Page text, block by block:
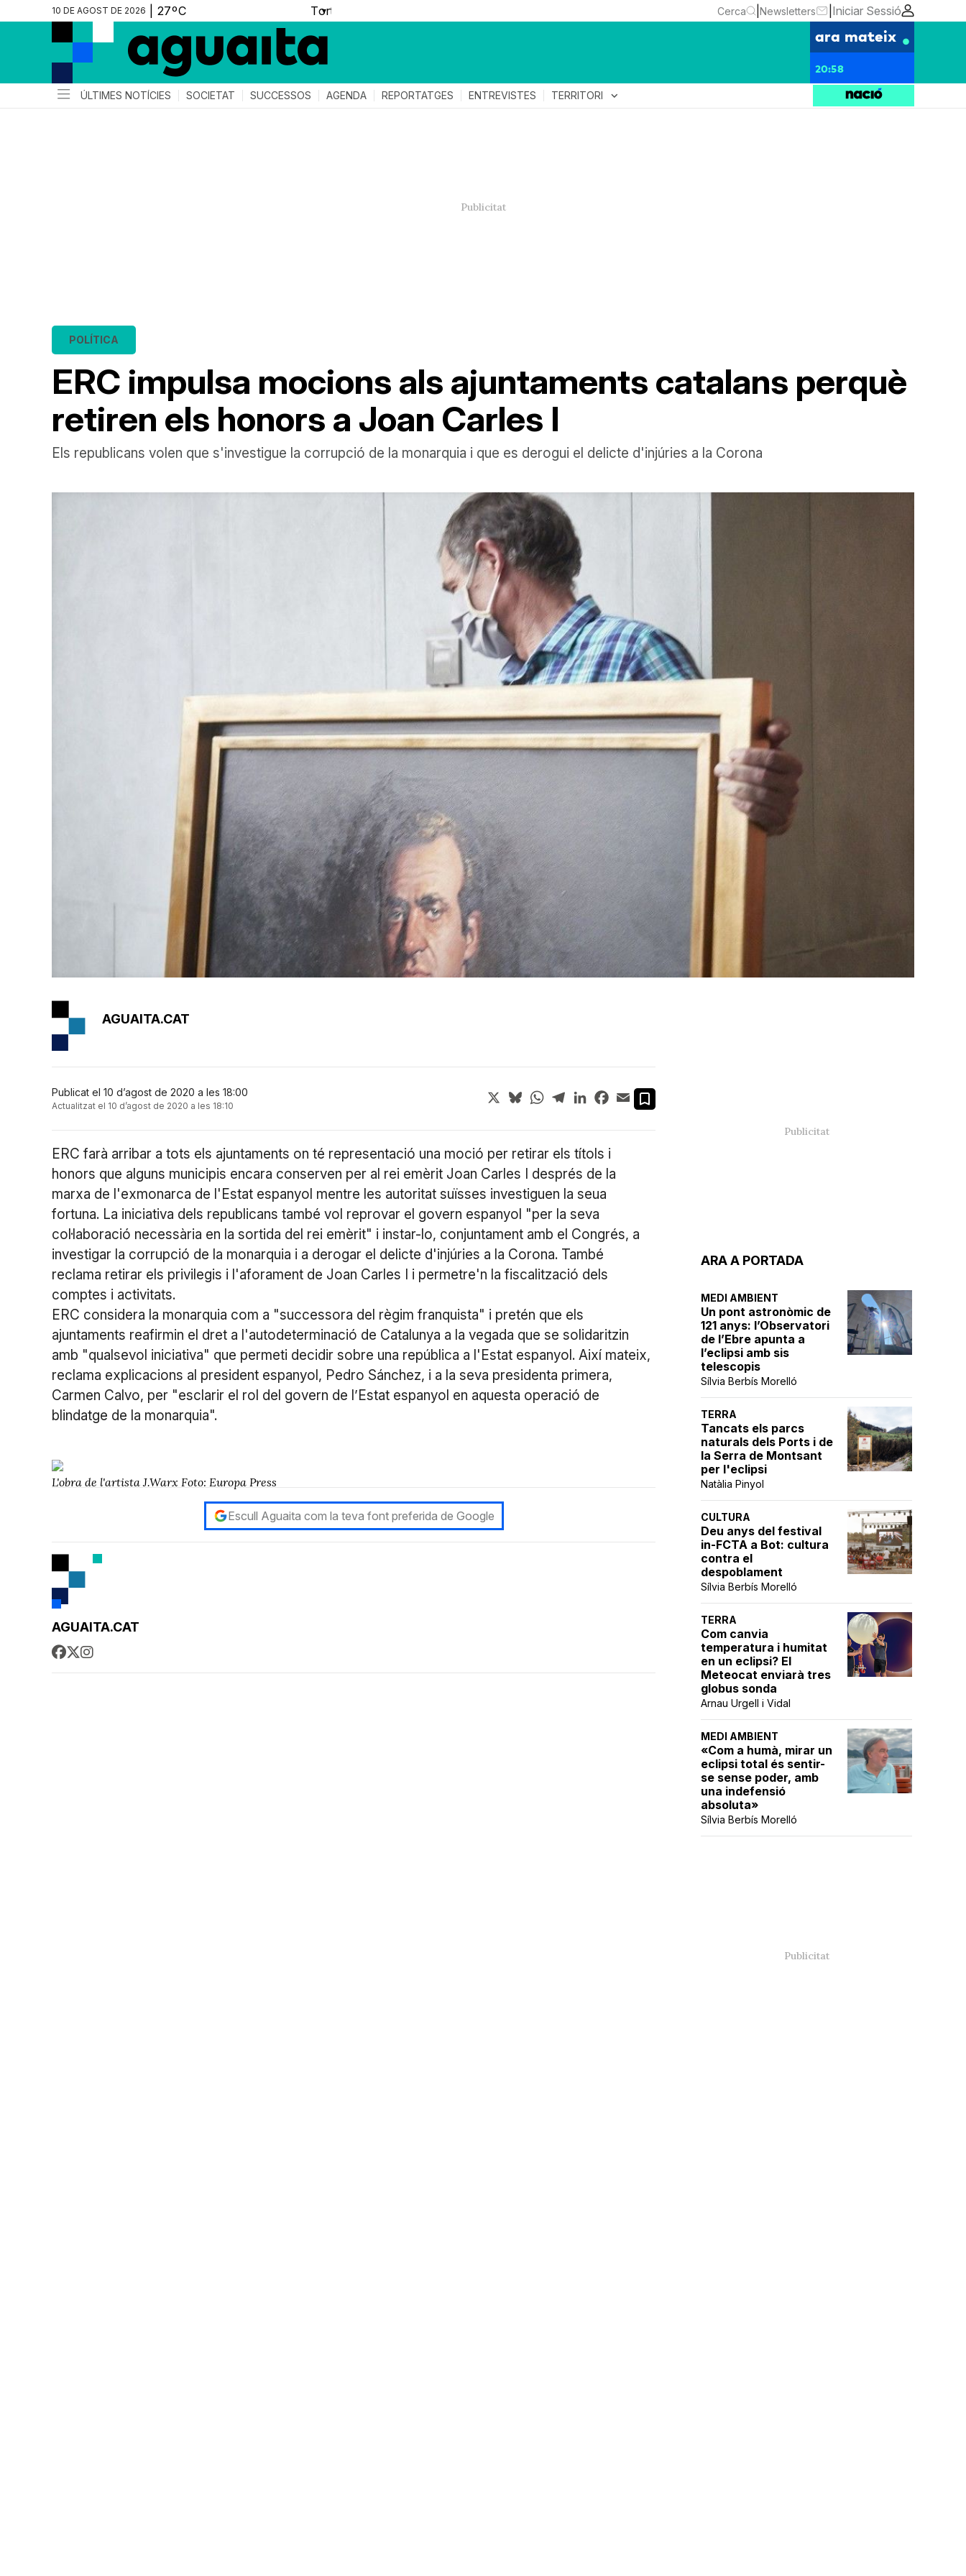
10 DE AGOST DE 2026 ▼ Cerca Newsletters Iniciar Sessió
ara mateix
20:58
ÚLTIMES NOTÍCIES SOCIETAT SUCCESSOS AGENDA REPORTATGES ENTREVISTES TERRITORI expand_more
ERC impulsa mocions als ajuntaments catalans perquè
retiren els honors a Joan Carles I
POLÍTICA
Els republicans volen que s'investigue la corrupció de la monarquia i que es derogui el delicte d'injúries a la Corona
ARA A PORTADA
MEDI AMBIENT
Un pont astronòmic de
121 anys: l’Observatori
de l’Ebre apunta a
l’eclipsi amb sis
telescopis
Sílvia Berbís Morelló
TERRA
Tancats els parcs
naturals dels Ports i de
la Serra de Montsant
per l'eclipsi
Natàlia Pinyol
CULTURA
Deu anys del festival
in-FCTA a Bot: cultura
contra el
despoblament
Sílvia Berbís Morelló
TERRA
Com canvia
temperatura i humitat
en un eclipsi? El
Meteocat enviarà tres
globus sonda
Arnau Urgell i Vidal
MEDI AMBIENT
«Com a humà, mirar un
eclipsi total és sentir-
se sense poder, amb
una indefensió
absoluta»
Sílvia Berbís Morelló
AGUAITA.CAT
Publicat el 10 d’agost de 2020 a les 18:00
Actualitzat el 10 d’agost de 2020 a les 18:10
X BlueskyWhatsApp
TelegramLinkedInFacebook
Email
ERC farà arribar a tots els ajuntaments on té representació una moció per retirar els títols i
honors que alguns municipis encara conserven per al rei emèrit Joan Carles I després de la
marxa de l'exmonarca de l'Estat espanyol mentre les autoritat suïsses investiguen la seua
fortuna. La iniciativa dels republicans també vol reprovar el govern espanyol "per la seva
col·laboració necessària en la sortida del rei emèrit" i instar-lo, conjuntament amb el Congrés, a
investigar la corrupció de la monarquia i a derogar el delicte d'injúries a la Corona. També
reclama retirar els privilegis i l'aforament de Joan Carles I i permetre'n la fiscalització dels
comptes i activitats.
ERC considera la monarquia com a "successora del règim franquista" i pretén que els
ajuntaments reafirmin el dret a l'autodeterminació de Catalunya a la vegada que se solidaritzin
amb "qualsevol iniciativa" que permeti decidir sobre una república a l'Estat espanyol. Així mateix,
reclama explicacions al president espanyol, Pedro Sánchez, i a la seva presidenta primera,
Carmen Calvo, per "esclarir el rol del govern de l’Estat espanyol en aquesta operació de
blindatge de la monarquia".
L'obra de l'artista J.Warx Foto: Europa Press
Escull Aguaita com la teva font preferida de Google
AGUAITA.CAT